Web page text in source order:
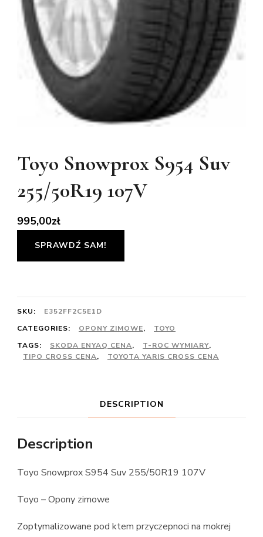
Toyo Snowprox S954 Suv
255/50R19 107V
995,00zł
SPRAWDŹ SAM!
SKU:
E352FF2C5E1D
CATEGORIES:
OPONY ZIMOWE,
TOYO
TAGS:
SKODA ENYAQ CENA, T-ROC WYMIARY,
TIPO CROSS CENA, TOYOTA YARIS CROSS CENA
DESCRIPTION
Description
Toyo Snowprox S954 Suv 255/50R19 107V
Toyo – Opony zimowe
Zoptymalizowane pod ktem przyczepnoci na mokrej